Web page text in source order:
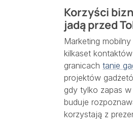
Korzyści
jadą przed
Marketing
kilkaset
granicach tanie
projektów
gdy tylko zapas
buduje
korzystają z